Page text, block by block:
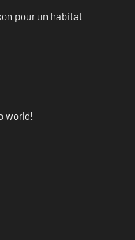
pour un habitat
world!